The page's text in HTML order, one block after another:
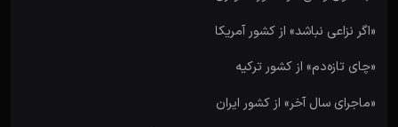
«اگر نزاعی نباشد» از کشور آمریکا
«چای تازه‌دم» از کشور ترکیه
«ماجرای سال آخر» از کشور ایران